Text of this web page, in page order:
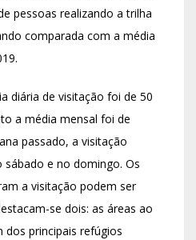
pessoas realizando a trilha
comparada com a média
diária de visitação foi de 50
a média mensal foi de
passado, a visitação
e no domingo. Os
a visitação podem ser
se dois: as áreas ao
dos principais refúgios